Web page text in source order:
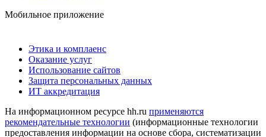
Мобильное приложение
Этика и комплаенс
Оказание услуг
Использование сайтов
Защита персональных данных
ИТ аккредитация
На информационном ресурсе hh.ru применяются
рекомендательные технологии (информационные технологии
предоставления информации на основе сбора, систематизации